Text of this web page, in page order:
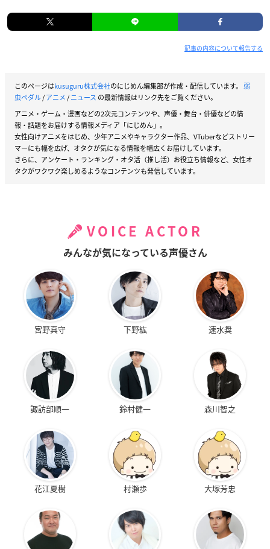
記事の内容について報告する
このページはkusuguru株式会社のにじめん編集部が作成・配信しています。 弱
虫ペダル/アニメ/ニュース の最新情報はリンク先をご覧ください。
アニメ・ゲーム・漫画などの2次元コンテンツや、声優・舞台・俳優などの情
報・話題をお届けする情報メディア「にじめん」。
女性向けアニメをはじめ、少年アニメやキャラクター作品、VTuberなどストリー
マーにも幅を広げ、オタクが気になる情報を幅広くお届けしています。
さらに、アンケート・ランキング・オタ活（推し活）お役立ち情報など、女性オ
タクがワクワク楽しめるようなコンテンツも発信しています。
VOICE ACTOR
みんなが気になっている声優さん
宮野真守 下野紘 速水奨
諏訪部順一 鈴村健一 森川智之
花江夏樹 村瀬歩 大塚芳忠